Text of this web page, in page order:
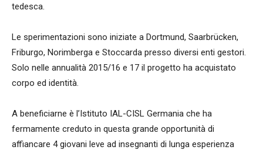
tedesca.
Le sperimentazioni sono iniziate a Dortmund, Saarbrücken,
Friburgo, Norimberga e Stoccarda presso diversi enti gestori.
Solo nelle annualità 2015/16 e 17 il progetto ha acquistato
corpo ed identità.
A beneficiarne è l’Istituto IAL-CISL Germania che ha
fermamente creduto in questa grande opportunità di
affiancare 4 giovani leve ad insegnanti di lunga esperienza